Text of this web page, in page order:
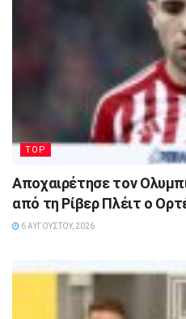
TOP
Αποχαιρέτησε τον
από τη Ρίβερ Πλέιτ ο
6 ΑΥΓΟΎΣΤΟΥ, 2026